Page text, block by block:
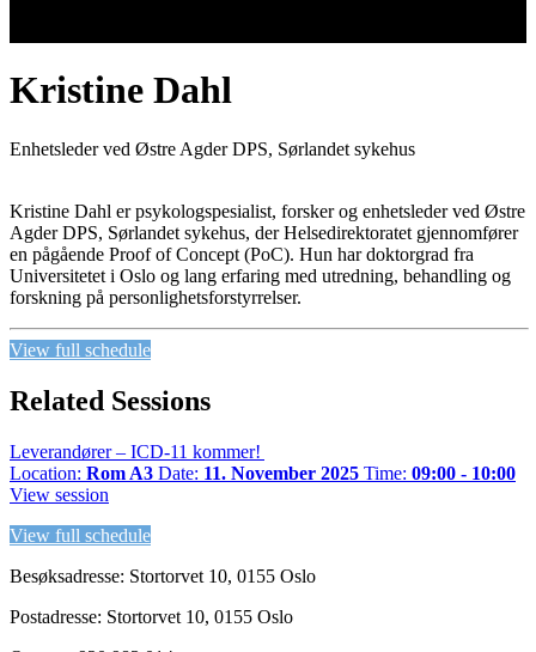
Kristine Dahl
Enhetsleder ved Østre Agder DPS, Sørlandet sykehus
Kristine Dahl er psykologspesialist, forsker og enhetsleder ved Østre
Agder DPS, Sørlandet sykehus, der Helsedirektoratet gjennomfører
en pågående Proof of Concept (PoC). Hun har doktorgrad fra
Universitetet i Oslo og lang erfaring med utredning, behandling og
forskning på personlighetsforstyrrelser.
View full schedule
Related Sessions
Leverandører – ICD-11 kommer!
Location: Rom A3 Date: 11. November 2025 Time: 09:00 - 10:00
View session
View full schedule
Besøksadresse: Stortorvet 10, 0155 Oslo
Postadresse: Stortorvet 10, 0155 Oslo